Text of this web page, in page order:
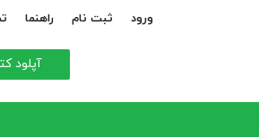
ورود ثبت نام راهنما
آپلود